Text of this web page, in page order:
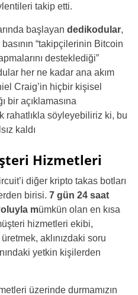
takip etti.
başlayan dedikodular,
“takipçilerinin Bitcoin
desteklediği”
her ne kadar ana akım
Craig’in hiçbir kişisel
bir açıklamasına
rahatlıkla söyleyebiliriz ki, bu
kaldı
Hizmetleri
diğer kripto takas botları
birisi. 7 gün 24 saat
mümkün olan en kısa
hizmetleri ekibi,
aklınızdaki soru
yetkin kişilerden
üzerinde durmamızın